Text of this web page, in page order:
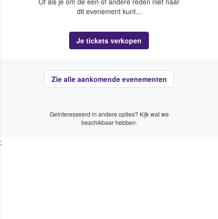
dit evenement kunt...
Je tickets verkopen
Zie alle aankomende evenementen
Geïnteresseerd in andere opties? Kijk wat we
beschikbaar hebben.
;